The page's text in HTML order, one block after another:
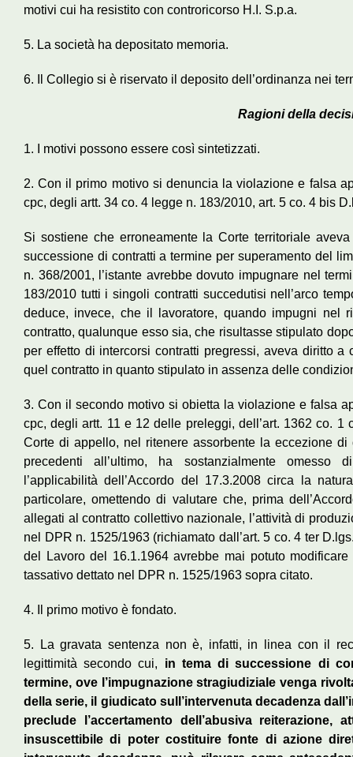
motivi cui ha resistito con controricorso H.I. S.p.a.
5. La società ha depositato memoria.
6. Il Collegio si è riservato il deposito dell’ordinanza nei
Ragioni della
1. I motivi possono essere così sintetizzati.
2. Con il primo motivo si denuncia la violazione e falsa
cpc, degli artt. 34 co. 4 legge n. 183/2010, art. 5 co. 4 bis
Si sostiene che erroneamente la Corte territoriale
successione di contratti a termine per superamento del
n. 368/2001, l’istante avrebbe dovuto impugnare nel
183/2010 tutti i singoli contratti succedutisi nell’arco
deduce, invece, che il lavoratore, quando impugni nel
contratto, qualunque esso sia, che risultasse stipulato
per effetto di intercorsi contratti pregressi, aveva diritto
quel contratto in quanto stipulato in assenza delle
3. Con il secondo motivo si obietta la violazione e falsa
cpc, degli artt. 11 e 12 delle preleggi, dell’art. 1362 co. 1
Corte di appello, nel ritenere assorbente la eccezione
precedenti all’ultimo, ha sostanzialmente omesso
l’applicabilità dell’Accordo del 17.3.2008 circa la
particolare, omettendo di valutare che, prima
allegati al contratto collettivo nazionale, l’attività di
nel DPR n. 1525/1963 (richiamato dall’art. 5 co. 4 ter
del Lavoro del 16.1.1964 avrebbe mai potuto
tassativo dettato nel DPR n. 1525/1963 sopra citato.
4. Il primo motivo è fondato.
5. La gravata sentenza non è, infatti, in linea con il
legittimità secondo cui, in tema di successione di
termine, ove l’impugnazione stragiudiziale venga
della serie, il giudicato sull’intervenuta decadenza
preclude l’accertamento dell’abusiva
insuscettibile di poter costituire fonte di azione